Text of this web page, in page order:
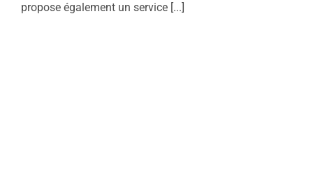
propose également un service [...]